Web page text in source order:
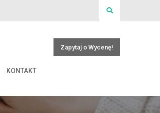
Zapytaj o Wycenę!
KONTAKT